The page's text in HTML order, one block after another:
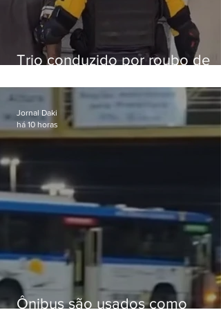
Trio conduzido por roubo de
passagens
Ônibus são usados como
Jornal Daki
há 10 horas